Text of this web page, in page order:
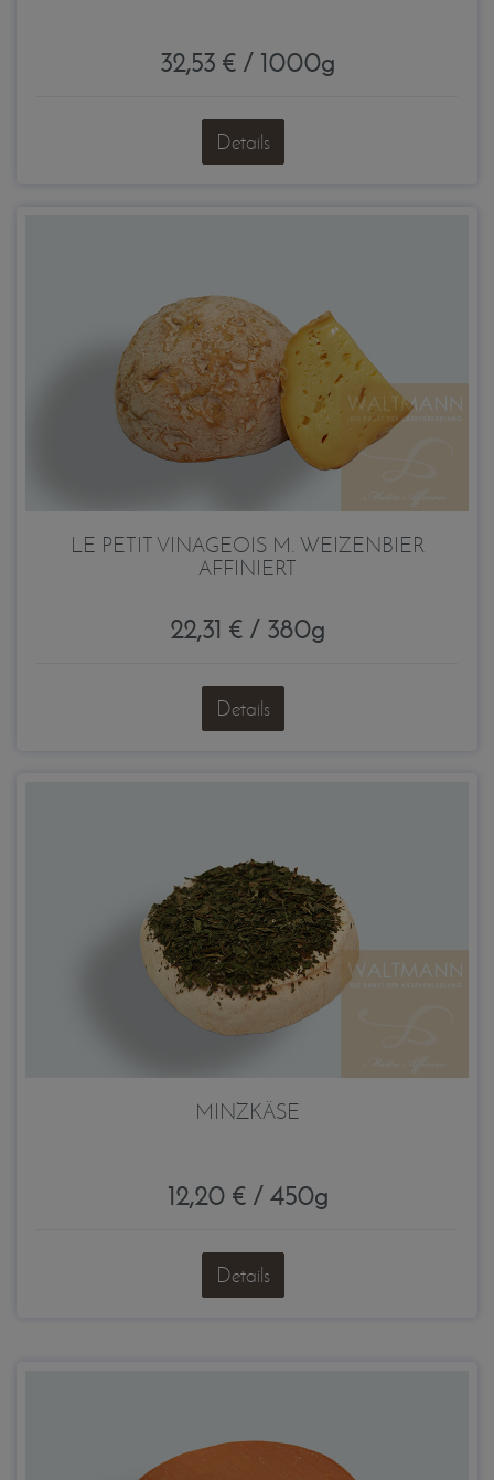
32,53 € / 1000g
Details
LE PETIT VINAGEOIS M. WEIZENBIER
AFFINIERT
22,31 € / 380g
Details
MINZKÄSE
12,20 € / 450g
Details